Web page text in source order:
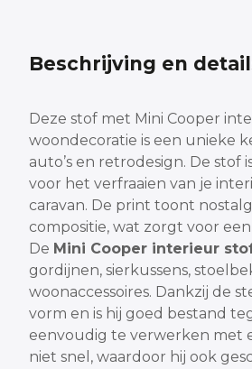
Beschrijving en
Deze stof met Mini Cooper
woondecoratie is een unieke
auto’s en retrodesign. De stof
voor het verfraaien van je
caravan. De print toont
compositie, wat zorgt voor
De Mini Cooper interieur
gordijnen, sierkussens,
woonaccessoires. Dankzij de
vorm en is hij goed bestand
eenvoudig te verwerken met
niet snel, waardoor hij ook